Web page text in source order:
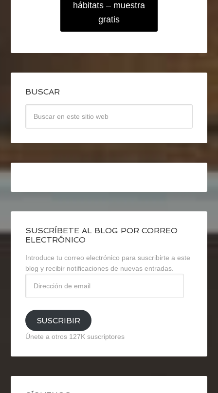
hábitats – muestra
gratis
BUSCAR
SUSCRÍBETE AL BLOG POR CORREO
ELECTRÓNICO
Introduce tu correo electrónico para suscribirte a este
blog y recibir notificaciones de nuevas entradas.
email
SUSCRIBIR
Únete a otros 127K suscriptores